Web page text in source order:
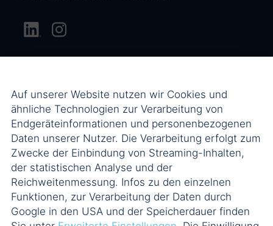
Auf unserer Website nutzen wir Cookies und
ähnliche Technologien zur Verarbeitung von
Endgeräteinformationen und personenbezogenen
Daten unserer Nutzer. Die Verarbeitung erfolgt zum
Zwecke der Einbindung von Streaming-Inhalten,
der statistischen Analyse und der
Reichweitenmessung. Infos zu den einzelnen
Funktionen, zur Verarbeitung der Daten durch
Google in den USA und der Speicherdauer finden